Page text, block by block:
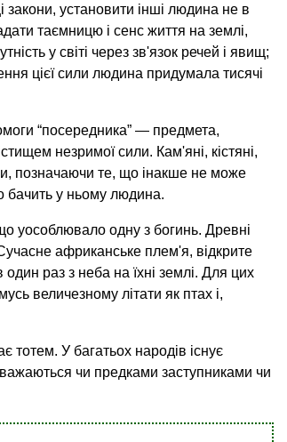
закони, установити інші людина не в
таємницю і сенс життя на землі,
у світі через зв'язок речей і явищ;
цієї сили людина придумала тисячі
“посередника” — предмета,
незримої сили. Кам'яні, кістяні,
позначаючи те, що інакше не може
бачить у ньому людина.
уособлювало одну з богинь. Древні
африканське плем'я, відкрите
раз з неба на їхні землі. Для цих
величезному літати як птах і,
У багатьох народів існує
чи предками заступниками чи